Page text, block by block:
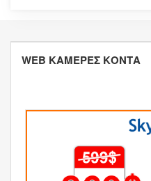
WEB ΚΑΜΕΡΕΣ ΚΟΝΤΑ